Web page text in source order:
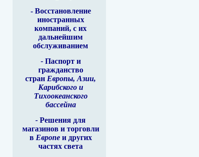
- Восстановление
иностранных
компаний, с их
дальнейшим
обслуживанием
- Паспорт и
гражданство
стран Европы, Азии,
Карибского и
Тихоокеанского
бассейна
- Решения для
магазинов и торговли
в Европе и других
частях света